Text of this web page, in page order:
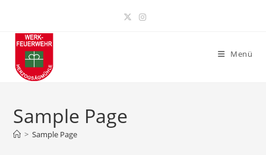
springen
Menü
Sample Page
> Sample Page